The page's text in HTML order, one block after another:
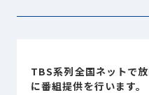
News
最新情報
TBS系列全国ネットで
に番組提供を行います。